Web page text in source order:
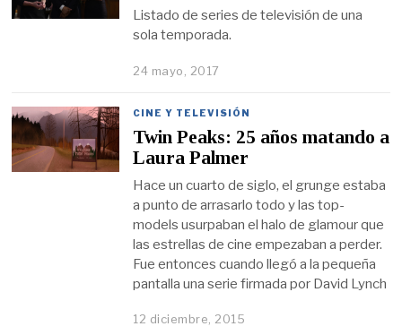
Listado de series de televisión de una
sola temporada.
24 mayo, 2017
CINE Y TELEVISIÓN
Twin Peaks: 25 años matando a
Laura Palmer
Hace un cuarto de siglo, el grunge estaba
a punto de arrasarlo todo y las top-
models usurpaban el halo de glamour que
las estrellas de cine empezaban a perder.
Fue entonces cuando llegó a la pequeña
pantalla una serie firmada por David Lynch
12 diciembre, 2015